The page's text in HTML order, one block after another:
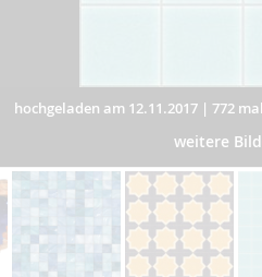
hochgeladen am 12.11.2017| 772
weitere